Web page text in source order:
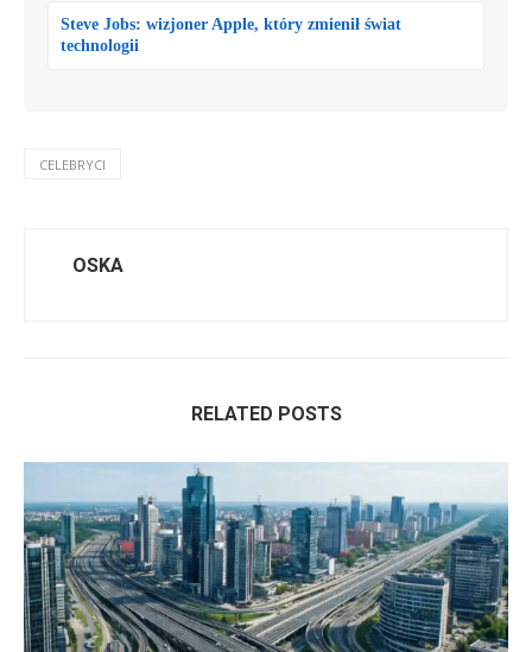
Steve Jobs: wizjoner Apple, który zmienił świat
technologii
CELEBRYCI
OSKA
RELATED POSTS